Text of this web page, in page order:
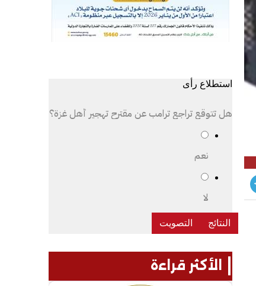
استطلاع رأى
هل تتوقع تراجع ترامب عن مقترح تهجير أهل غزة؟
نعم
لا
الأكثر قراءة